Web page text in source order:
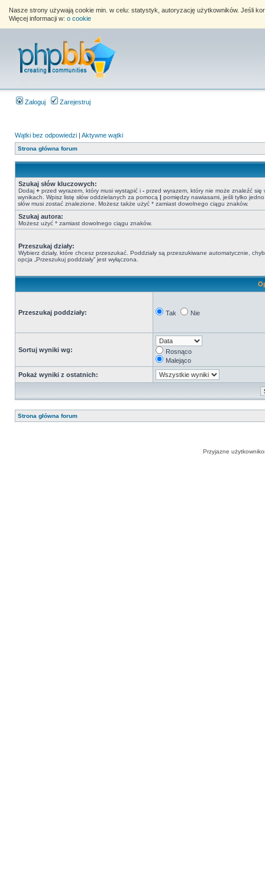
Nasze strony używają cookie min. w celu: statystyk, autoryzację użytkowników. Jeśli
Więcej informacji w: o cookie
Zaloguj Zarejestruj
Wątki bez odpowiedzi | Aktywne wątki
Strona główna forum
Szukaj słów kluczowych:
Dodaj + przed wyrazem, który musi wystąpić i - przed wyrazem, który nie może znaleźć się
wynikach. Wpisz listę słów oddzielanych za pomocą | pomiędzy nawiasami, jeśli tylko
słów musi zostać znalezione. Możesz także użyć * zamiast dowolnego ciągu znaków.
Szukaj autora:
Możesz użyć * zamiast dowolnego ciągu znaków.
Przeszukaj działy:
Wybierz działy, które chcesz przeszukać. Poddziały są przeszukiwane automatycznie,
opcja „Przeszukuj poddziały” jest wyłączona.
Przeszukaj poddziały: Tak Nie
Sortuj wyniki wg:
Rosnąco
Malejąco
Pokaż wyniki z ostatnich:
Strona główna forum
Przyjazne